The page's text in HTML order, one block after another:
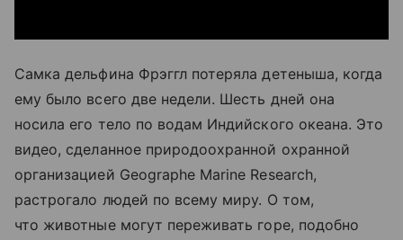
Самка дельфина Фрэггл потеряла детеныша, когда
ему было всего две недели. Шесть дней она
носила его тело по водам Индийского океана. Это
видео, сделанное природоохранной охранной
организацией Geographe Marine Research,
растрогало людей по всему миру. О том,
что животные могут переживать горе, подобно